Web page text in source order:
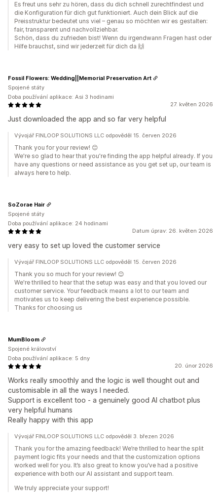
Es freut uns sehr zu hören, dass du dich schnell zurechtfindest und
die Konfiguration für dich gut funktioniert. Auch dein Blick auf die
Preisstruktur bedeutet uns viel – genau so möchten wir es gestalten:
fair, transparent und nachvollziehbar.
Schön, dass du zufrieden bist! Wenn du irgendwann Fragen hast oder
Hilfe brauchst, sind wir jederzeit für dich da 🙌
27. květen 2026
Just downloaded the app and so far very helpful
Fossil Flowers: Wedding||Memorial Preservation Art
Spojené státy
Doba používání aplikace: Asi 3 hodinami
Vývojář FINLOOP SOLUTIONS LLC odpověděl 15. červen 2026
Thank you for your review! 😊
We're so glad to hear that you're finding the app helpful already. If you
have any questions or need assistance as you get set up, our team is
always here to help.
Datum úprav: 26. květen 2026
very easy to set up loved the customer service
SoZorae Hair
Spojené státy
Doba používání aplikace: 24 hodinami
Vývojář FINLOOP SOLUTIONS LLC odpověděl 15. červen 2026
Thank you so much for your review! 😊
We're thrilled to hear that the setup was easy and that you loved our
customer service. Your feedback means a lot to our team and
motivates us to keep delivering the best experience possible.
Thanks for choosing us
20. únor 2026
Works really smoothly and the logic is well thought out and
customisable in all the ways I needed.
Support is excellent too - a genuinely good AI chatbot plus
very helpful humans
Really happy with this app
MumBloom
Spojené království
Doba používání aplikace: 5 dny
Vývojář FINLOOP SOLUTIONS LLC odpověděl 3. březen 2026
Thank you for the amazing feedback! We’re thrilled to hear the split
payment logic fits your needs and that the customization options
worked well for you. It’s also great to know you’ve had a positive
experience with both our AI assistant and support team.
We truly appreciate your support!